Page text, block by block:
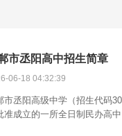
市丞阳高中招生简章
06-18 04:32:39
市丞阳高级中学（招生代码
准成立的一所全日制民办高